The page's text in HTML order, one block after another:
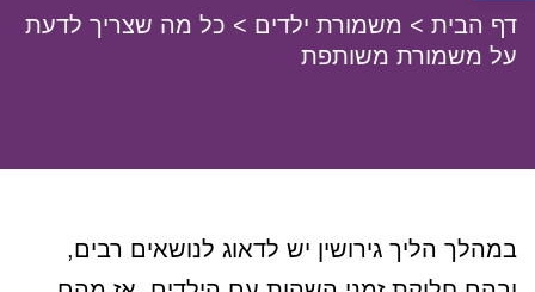
דף הבית > משמורת ילדים > כל מה שצריך לדעת
על משמורת משותפת
במהלך הליך גירושין יש לדאוג לנושאים רבים,